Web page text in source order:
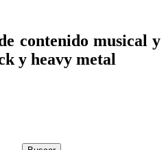
contenido musical y
y heavy metal